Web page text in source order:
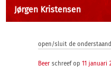
Jørgen Kristensen
open/sluit de
Beer schreef op 11 januari